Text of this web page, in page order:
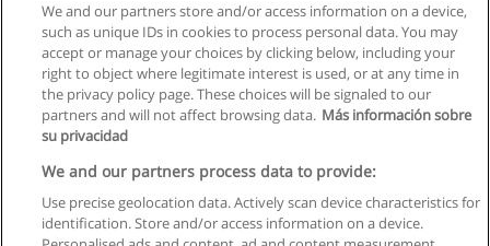
Regras de uso
We and our partners store and/or access information on a device,
such as unique IDs in cookies to process personal data. You may
accept or manage your choices by clicking below, including your
right to object where legitimate interest is used, or at any time in
the privacy policy page. These choices will be signaled to our
partners and will not affect browsing data. Más información sobre
su privacidad
We and our partners process data to provide:
Use precise geolocation data. Actively scan device characteristics for
identification. Store and/or access information on a device.